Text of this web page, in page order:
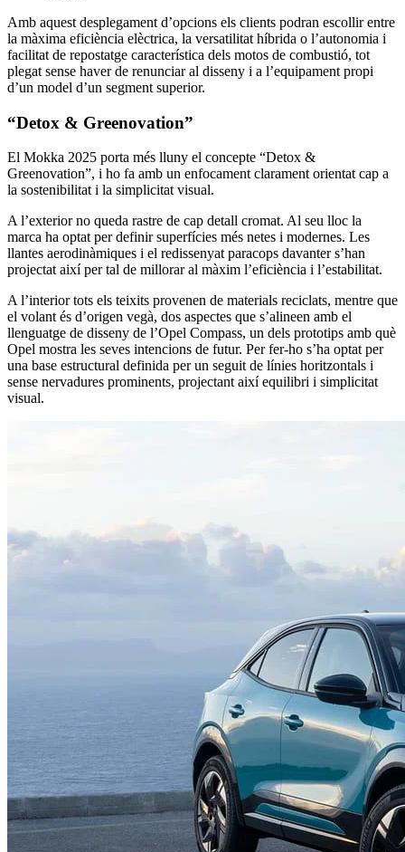
Amb aquest desplegament d’opcions els clients podran escollir entre
la màxima eficiència elèctrica, la versatilitat híbrida o l’autonomia i
facilitat de repostatge característica dels motos de combustió, tot
plegat sense haver de renunciar al disseny i a l’equipament propi
d’un model d’un segment superior.
“Detox & Greenovation”
El Mokka 2025 porta més lluny el concepte “Detox &
Greenovation”, i ho fa amb un enfocament clarament orientat cap a
la sostenibilitat i la simplicitat visual.
A l’exterior no queda rastre de cap detall cromat. Al seu lloc la
marca ha optat per definir superfícies més netes i modernes. Les
llantes aerodinàmiques i el redissenyat paracops davanter s’han
projectat així per tal de millorar al màxim l’eficiència i l’estabilitat.
A l’interior tots els teixits provenen de materials reciclats, mentre que
el volant és d’origen vegà, dos aspectes que s’alineen amb el
llenguatge de disseny de l’Opel Compass, un dels prototips amb què
Opel mostra les seves intencions de futur. Per fer-ho s’ha optat per
una base estructural definida per un seguit de línies horitzontals i
sense nervadures prominents, projectant així equilibri i simplicitat
visual.